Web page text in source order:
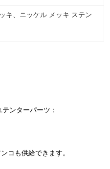
キ、ニッケル メッキ ステン
ンターパーツ：
コも供給できます。